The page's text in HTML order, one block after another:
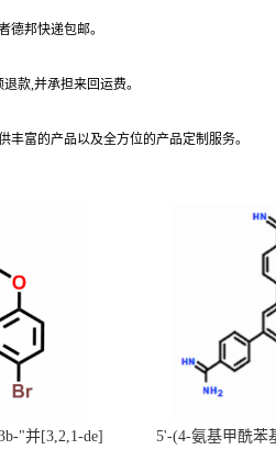
德邦快递包邮。
款,并承担来回运费。
丰富的产品以及全方位的产品定制服务。
"并[3,2,1-de]
5'-(4-氨基甲酰苯